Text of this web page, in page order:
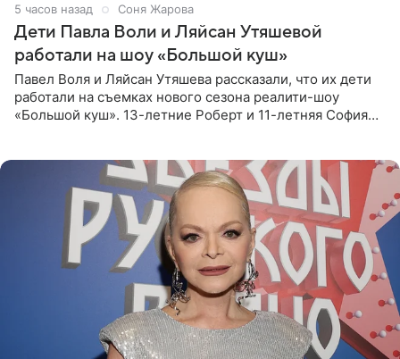
5 часов назад Соня Жарова
Дети Павла Воли и Ляйсан Утяшевой
работали на шоу «Большой куш»
Павел Воля и Ляйсан Утяшева рассказали, что их дети
работали на съемках нового сезона реалити-шоу
«Большой куш». 13-летние Роберт и 11-летняя София